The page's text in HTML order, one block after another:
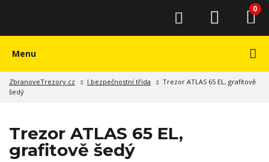
0
Menu
ZbranoveTrezory.cz I.bezpečnostní třída
Trezor ATLAS 65 EL, grafitově
šedý
Trezor ATLAS 65 EL,
grafitově šedý